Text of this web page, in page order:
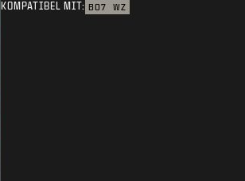
KOMPATIBEL MIT: BO7 WZ